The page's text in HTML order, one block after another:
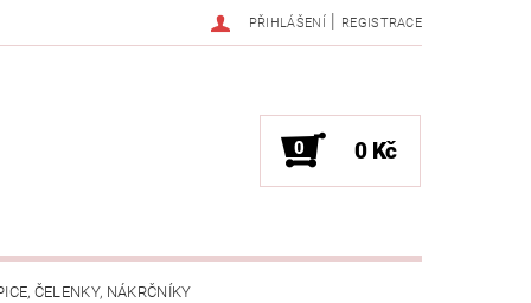
PŘIHLÁŠENÍ | REGISTRACE
0 0 Kč
ČELENKY, NÁKRČNÍKY